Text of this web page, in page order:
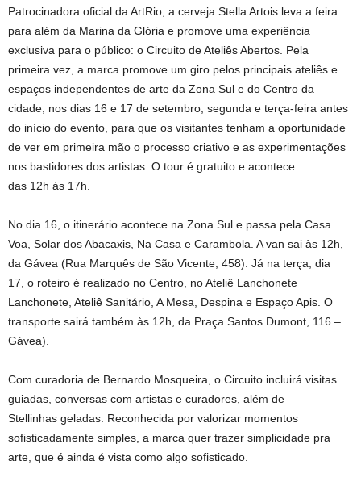
Patrocinadora oficial da ArtRio, a cerveja Stella Artois leva a feira
para além da Marina da Glória e promove uma experiência
exclusiva para o público: o Circuito de Ateliês Abertos. Pela
primeira vez, a marca promove um giro pelos principais ateliês e
espaços independentes de arte da Zona Sul e do Centro da
cidade, nos dias 16 e 17 de setembro, segunda e terça-feira antes
do início do evento, para que os visitantes tenham a oportunidade
de ver em primeira mão o processo criativo e as experimentações
nos bastidores dos artistas. O tour é gratuito e acontece
das 12h às 17h.
No dia 16, o itinerário acontece na Zona Sul e passa pela Casa
Voa, Solar dos Abacaxis, Na Casa e Carambola. A van sai às 12h,
da Gávea (Rua Marquês de São Vicente, 458). Já na terça, dia
17, o roteiro é realizado no Centro, no Ateliê Lanchonete
Lanchonete, Ateliê Sanitário, A Mesa, Despina e Espaço Apis. O
transporte sairá também às 12h, da Praça Santos Dumont, 116 –
Gávea).
Com curadoria de Bernardo Mosqueira, o Circuito incluirá visitas
guiadas, conversas com artistas e curadores, além de
Stellinhas geladas. Reconhecida por valorizar momentos
sofisticadamente simples, a marca quer trazer simplicidade pra
arte, que é ainda é vista como algo sofisticado.